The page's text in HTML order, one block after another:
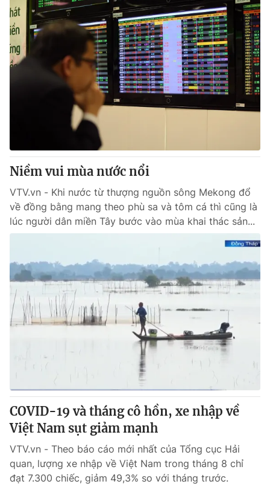
Niềm vui mùa nước nổi
VTV.vn - Khi nước từ thượng nguồn sông Mekong đổ
về đồng bằng mang theo phù sa và tôm cá thì cũng là
lúc người dân miền Tây bước vào mùa khai thác sản...
COVID-19 và tháng cô hồn, xe nhập về
Việt Nam sụt giảm mạnh
VTV.vn - Theo báo cáo mới nhất của Tổng cục Hải
quan, lượng xe nhập về Việt Nam trong tháng 8 chỉ
đạt 7.300 chiếc, giảm 49,3% so với tháng trước.